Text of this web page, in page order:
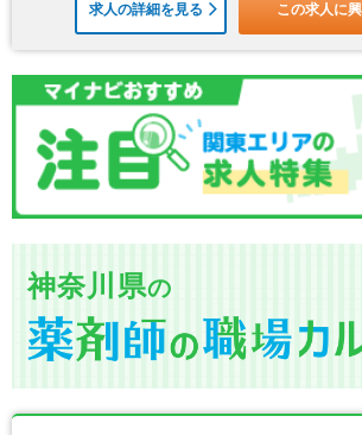
求人の詳細を見る この求人に
神奈川県の